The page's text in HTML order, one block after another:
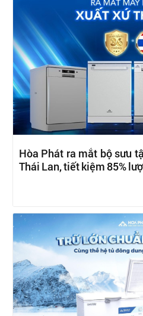
Hòa Phát ra mắt bộ sưu
Thái Lan, tiết kiệm 85%